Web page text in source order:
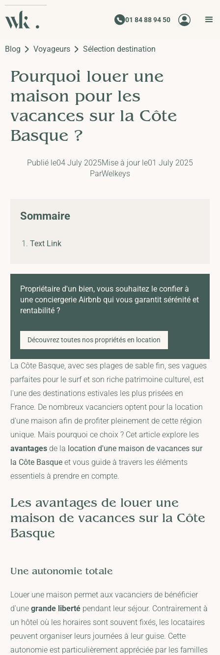
01 84 88 94 50
Blog Voyageurs Sélection destination
Pourquoi louer une
maison pour les
vacances sur la Côte
Basque ?
Publié le04 July 2025Mise à jour le01 July 2025
ParWelkeys
Sommaire
Text Link
Propriétaire d'un bien, vous souhaitez le confier à
une conciergerie Airbnb qui vous garantit sérénité et
rentabilité ?
Découvrez toutes nos propriétés en location
La Côte Basque, avec ses plages de sable fin, ses vagues
parfaites pour le surf et son riche patrimoine culturel, est
l'une des destinations estivales les plus prisées en
France. De nombreux vacanciers optent pour la location
d'une maison afin de profiter pleinement de cette région
unique. Mais pourquoi ce choix ? Cet article explore les
avantages de la location d'une maison de vacances sur
la Côte Basque et vous guide à travers les éléments
essentiels à prendre en compte.
Les avantages de louer une
maison de vacances sur la Côte
Basque
Une autonomie totale
Louer une maison permet aux vacanciers de bénéficier
d'unegrande liberté pendant leur séjour. Contrairement à
un hôtel où les horaires sont souvent fixés, les locataires
peuvent organiser leurs journées à leur guise. Cette
autonomie est particulièrement appréciée par les familles